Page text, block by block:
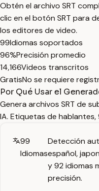
Obtén el archivo SRT
clic en el botón SRT para
los editores de video.
99Idiomas soportados
96%Precisión promedio
14,166Videos transcritos
GratisNo se requiere
Por Qué Usar el
Genera archivos SRT de
IA. Etiquetas de
99
Idiomas
Detección
español,
y 92 idiomas
precisión.